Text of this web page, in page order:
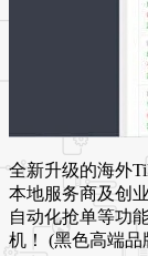
全新升级的海外
本地服务商及创
自动化抢单等功
机！ (黑色高端品